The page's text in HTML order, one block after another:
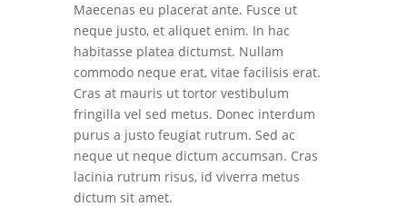
Maecenas eu placerat ante. Fusce ut
neque justo, et aliquet enim. In hac
habitasse platea dictumst. Nullam
commodo neque erat, vitae facilisis erat.
Cras at mauris ut tortor vestibulum
fringilla vel sed metus. Donec interdum
purus a justo feugiat rutrum. Sed ac
neque ut neque dictum accumsan. Cras
lacinia rutrum risus, id viverra metus
dictum sit amet.